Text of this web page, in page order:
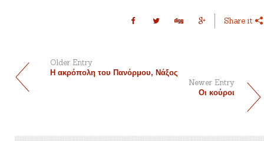
Share it
Older Entry
Η ακρόπολη του Πανόρμου, Νάξος
Newer Entry
Οι κούροι